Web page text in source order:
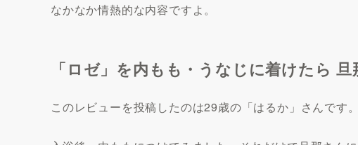
なかなか情熱的な内容ですよ。
「ロゼ」を内もも・うなじに着けたら
このレビューを投稿したのは29歳の「はるか」さんです。